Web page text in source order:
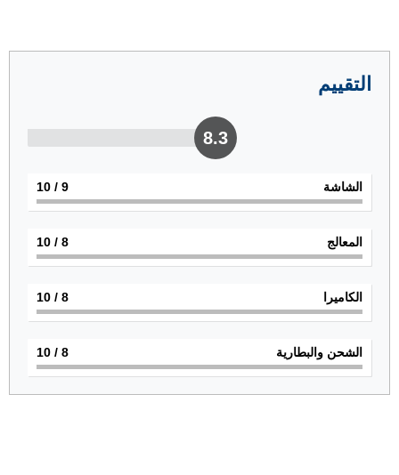
التقييم
8.3
الشاشة 9
/ 10
المعالج 8
/ 10
الكاميرا 8
/ 10
الشحن والبطارية 8
/ 10